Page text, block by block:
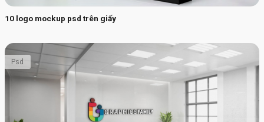
10 logo mockup psd trên giấy
Psd